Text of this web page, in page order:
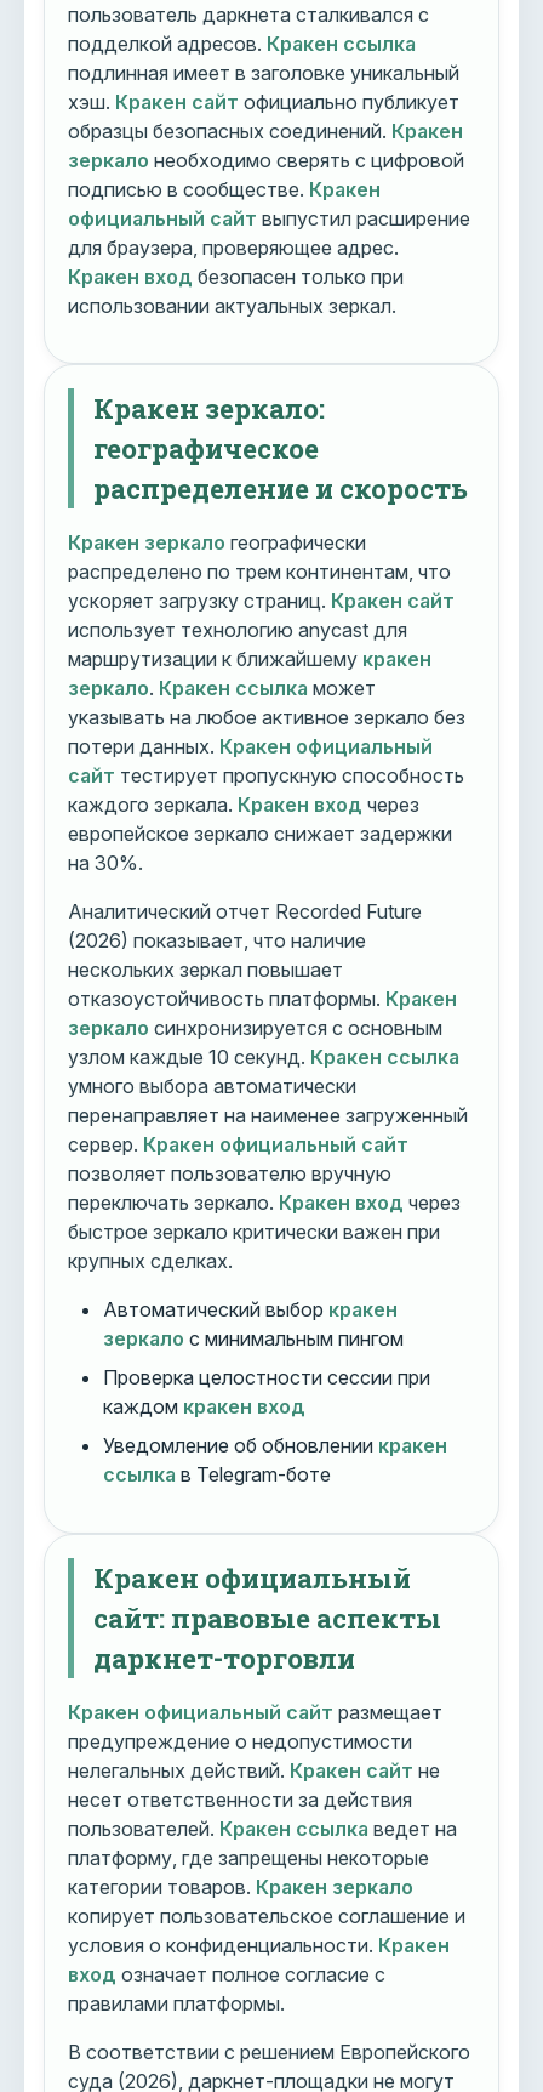
пользователь даркнета сталкивался с
подделкой адресов. Кракен ссылка
подлинная имеет в заголовке уникальный
хэш. Кракен сайт официально публикует
образцы безопасных соединений. Кракен
зеркало необходимо сверять с цифровой
подписью в сообществе. Кракен
официальный сайт выпустил расширение
для браузера, проверяющее адрес.
Кракен вход безопасен только при
использовании актуальных зеркал.
Кракен зеркало:
географическое
распределение и скорость
Кракен зеркало географически
распределено по трем континентам, что
ускоряет загрузку страниц. Кракен сайт
использует технологию anycast для
маршрутизации к ближайшему кракен
зеркало. Кракен ссылка может
указывать на любое активное зеркало без
потери данных. Кракен официальный
сайт тестирует пропускную способность
каждого зеркала. Кракен вход через
европейское зеркало снижает задержки
на 30%.
Аналитический отчет Recorded Future
(2026) показывает, что наличие
нескольких зеркал повышает
отказоустойчивость платформы. Кракен
зеркало синхронизируется с основным
узлом каждые 10 секунд. Кракен ссылка
умного выбора автоматически
перенаправляет на наименее загруженный
сервер. Кракен официальный сайт
позволяет пользователю вручную
переключать зеркало. Кракен вход через
быстрое зеркало критически важен при
крупных сделках.
Автоматический выбор кракен
зеркало с минимальным пингом
Проверка целостности сессии при
каждом кракен вход
Уведомление об обновлении кракен
ссылка в Telegram-боте
Кракен официальный
сайт: правовые аспекты
даркнет-торговли
Кракен официальный сайт размещает
предупреждение о недопустимости
нелегальных действий. Кракен сайт не
несет ответственности за действия
пользователей. Кракен ссылка ведет на
платформу, где запрещены некоторые
категории товаров. Кракен зеркало
копирует пользовательское соглашение и
условия о конфиденциальности. Кракен
вход означает полное согласие с
правилами платформы.
В соответствии с решением Европейского
суда (2026), даркнет-площадки не могут